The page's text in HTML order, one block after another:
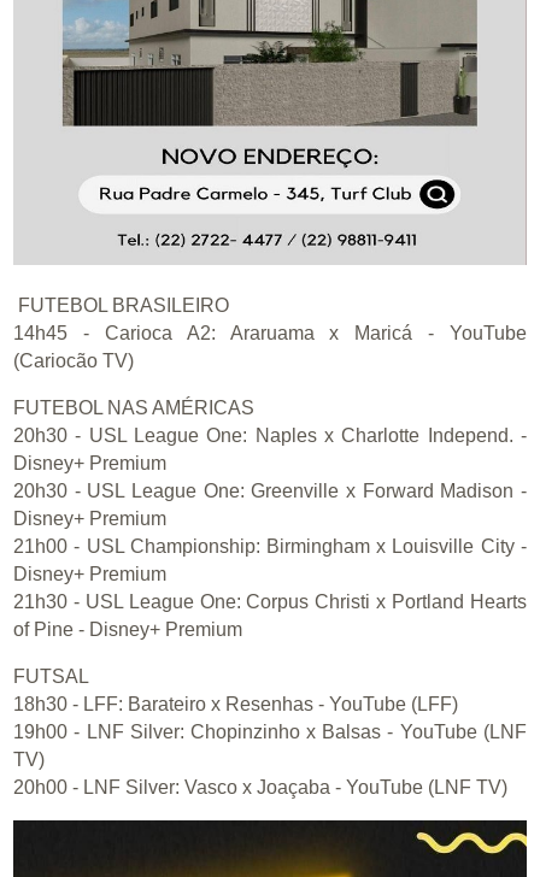
FUTEBOL BRASILEIRO
14h45 - Carioca A2: Araruama x Maricá - YouTube
(Cariocão TV)
FUTEBOL NAS AMÉRICAS
20h30 - USL League One: Naples x Charlotte Independ. -
Disney+ Premium
20h30 - USL League One: Greenville x Forward Madison -
Disney+ Premium
21h00 - USL Championship: Birmingham x Louisville City -
Disney+ Premium
21h30 - USL League One: Corpus Christi x Portland Hearts
of Pine - Disney+ Premium
FUTSAL
18h30 - LFF: Barateiro x Resenhas - YouTube (LFF)
19h00 - LNF Silver: Chopinzinho x Balsas - YouTube (LNF
TV)
20h00 - LNF Silver: Vasco x Joaçaba - YouTube (LNF TV)